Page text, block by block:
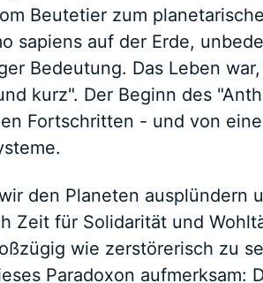
Beutetier zum
sapiens auf der Erde,
Bedeutung. Das Leben
kurz". Der Beginn des
Fortschritten - und von
den Planeten ausplündern
Zeit für Solidarität und
wie zerstörerisch zu
Paradoxon aufmerksam: